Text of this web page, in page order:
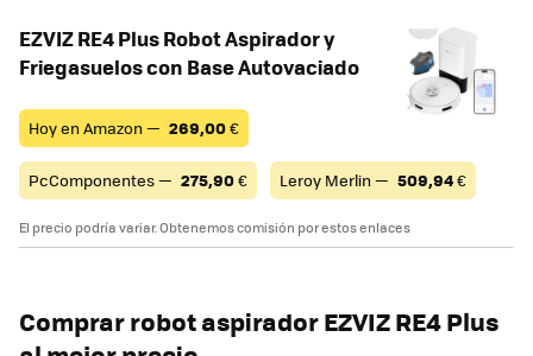
EZVIZ RE4 Plus Robot Aspirador y
Friegasuelos con Base Autovaciado
Hoy en Amazon — 269,00€
PcComponentes — 275,90€ Leroy Merlin — 509,94€
El precio podría variar. Obtenemos comisión por estos enlaces
Comprar robot aspiradorEZVIZ RE4 Plus